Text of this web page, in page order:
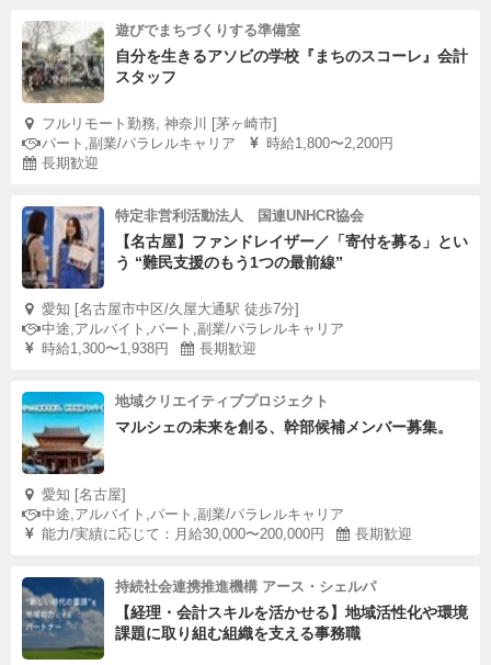
遊びでまちづくりする準備室
自分を生きるアソビの学校『まちのスコーレ』会計
スタッフ
フルリモート勤務, 神奈川 [茅ヶ崎市]
パート,副業/パラレルキャリア
時給1,800〜2,200円
長期歓迎
特定非営利活動法人 国連UNHCR協会
【名古屋】ファンドレイザー／「寄付を募る」とい
う “難民支援のもう1つの最前線”
愛知 [名古屋市中区/久屋大通駅 徒歩7分]
中途,アルバイト,パート,副業/パラレルキャリア
時給1,300〜1,938円
長期歓迎
地域クリエイティブプロジェクト
マルシェの未来を創る、幹部候補メンバー募集。
愛知 [名古屋]
中途,アルバイト,パート,副業/パラレルキャリア
能力/実績に応じて：月給30,000〜200,000円
長期歓迎
持続社会連携推進機構 アース・シェルパ
【経理・会計スキルを活かせる】地域活性化や環境
課題に取り組む組織を支える事務職